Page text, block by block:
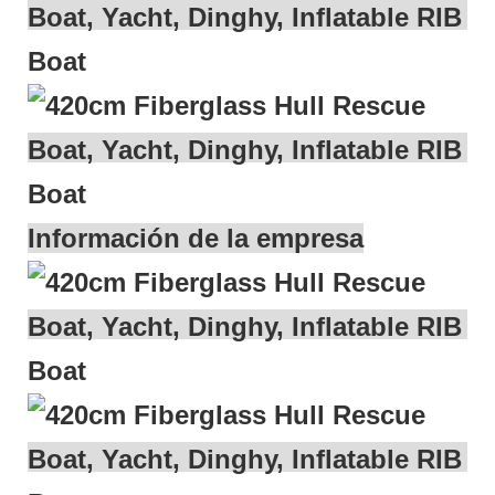
Información de la empresa